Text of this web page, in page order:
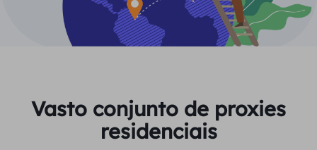
Raspagem e rastreamento da Web
Verificador de proxy
LOCAIS
Estados Unidos
Guia do usuário
Mais integrações
English
Deutsch
Indonesia
Residencial $0/GB $0/dia ilimitado
Vasto conjunto de proxies
residenciais